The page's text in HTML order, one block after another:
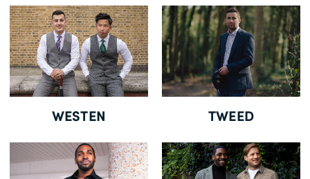
Gratisversand *
WESTEN TWEED